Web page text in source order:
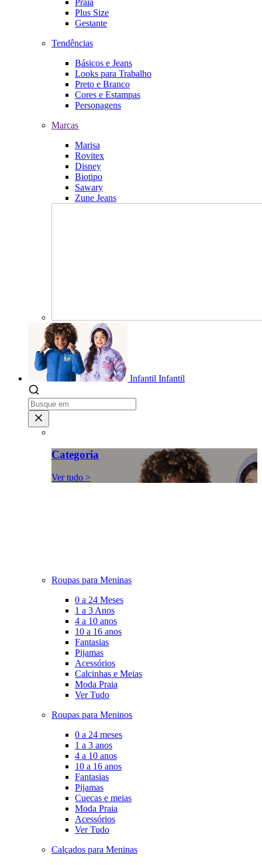
Plus Size
Gestante
Tendências
Básicos e Jeans
Looks para Trabalho
Preto e Branco
Cores e Estampas
Personagens
Marcas
Marisa
Rovitex
Disney
Biotipo
Sawary
Zune Jeans
Infantil Infantil
Categoria
Ver tudo >
Roupas para Meninas
0 a 24 Meses
1 a 3 Anos
4 a 10 anos
10 a 16 anos
Fantasias
Pijamas
Acessórios
Calcinhas e Meias
Moda Praia
Ver Tudo
Roupas para Meninos
0 a 24 meses
1 a 3 anos
4 a 10 anos
10 a 16 anos
Fantasias
Pijamas
Cuecas e meias
Moda Praia
Acessórios
Ver Tudo
Calçados para Meninas